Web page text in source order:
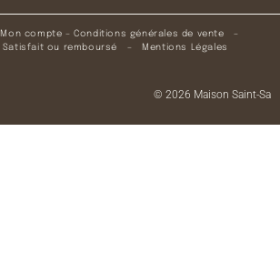
Mon compte –Conditions générales de vente –
Satisfait ou remboursé – Mentions Légales
© 2026 Maison Saint-Sa